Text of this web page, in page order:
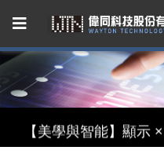
【節能革命】超低功